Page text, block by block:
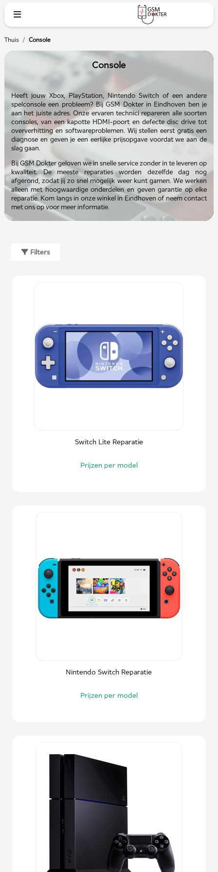
Thuis / Console
Console
Heeft jouw Xbox, PlayStation, Nintendo Switch of een andere
spelconsole een probleem? Bij GSM Dokter in Eindhoven ben je
aan het juiste adres. Onze ervaren technici repareren alle soorten
consoles, van een kapotte HDMI-poort en defecte disc drive tot
oververhitting en softwareproblemen. Wij stellen eerst gratis een
diagnose en geven je een eerlijke prijsopgave voordat we aan de
slag gaan.
Bij GSM Dokter geloven we in snelle service zonder in te leveren op
kwaliteit. De meeste reparaties worden dezelfde dag nog
afgerond, zodat jij zo snel mogelijk weer kunt gamen. We werken
alleen met hoogwaardige onderdelen en geven garantie op elke
reparatie. Kom langs in onze winkel in Eindhoven of neem contact
met ons op voor meer informatie.
Filters
Switch Lite Reparatie
Prijzen per model
Nintendo Switch Reparatie
Prijzen per model